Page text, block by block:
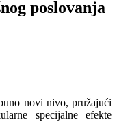
poslovanja
novi nivo, pružajući
specijalne efekte